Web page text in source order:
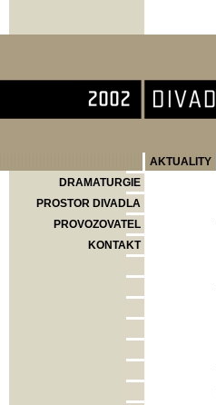
AKTUALITY
DRAMATURGIE
PROSTOR DIVADLA
PROVOZOVATEL
KONTAKT